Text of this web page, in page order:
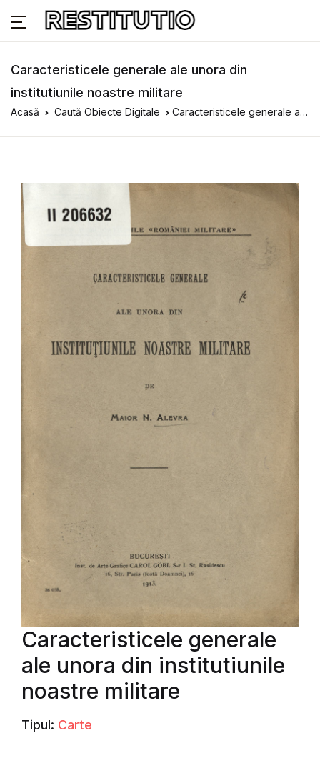
Caracteristicele generale ale unora din
institutiunile noastre militare
Acasă Caută Obiecte Digitale Caracteristicele generale ale unora din institutiunile noastre militare
Caracteristicele generale
ale unora din institutiunile
noastre militare
Tipul: Carte